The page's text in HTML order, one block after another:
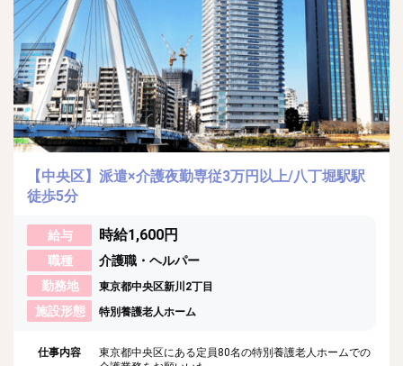
【中央区】派遣×介護夜勤専従3万円以上/八丁堀駅駅
徒歩5分
給与 時給1,600円
職種
介護職・ヘルパー
勤務地
東京都中央区新川2丁目
施設形態 特別養護老人ホーム
仕事内容
東京都中央区にある定員80名の特別養護老人ホームでの